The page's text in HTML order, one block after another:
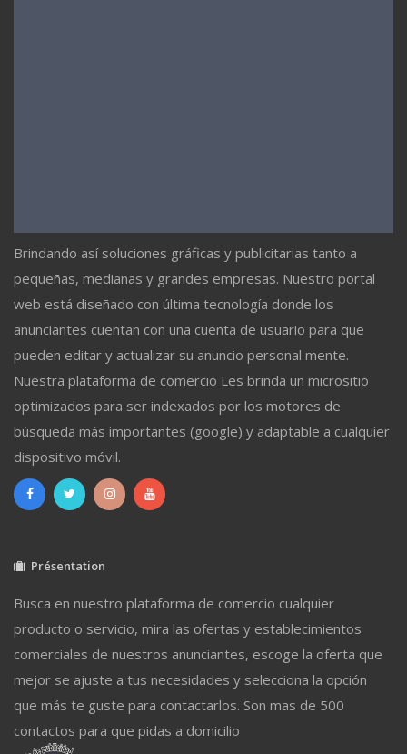
Brindando así soluciones gráficas y publicitarias tanto a
pequeñas, medianas y grandes empresas. Nuestro portal
web está diseñado con última tecnología donde los
anunciantes cuentan con una cuenta de usuario para que
pueden editar y actualizar su anuncio personal mente.
Nuestra plataforma de comercio Les brinda un micrositio
optimizados para ser indexados por los motores de
búsqueda más importantes (google) y adaptable a cualquier
dispositivo móvil.
Présentation
Busca en nuestro plataforma de comercio cualquier
producto o servicio, mira las ofertas y establecimientos
comerciales de nuestros anunciantes, escoge la oferta que
mejor se ajuste a tus necesidades y selecciona la opción
que más te guste para contactarlos. Son mas de 500
contactos para que pidas a domicilio